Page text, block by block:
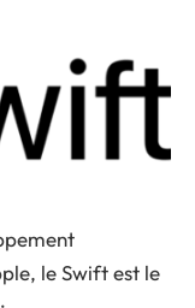
le Swift est le